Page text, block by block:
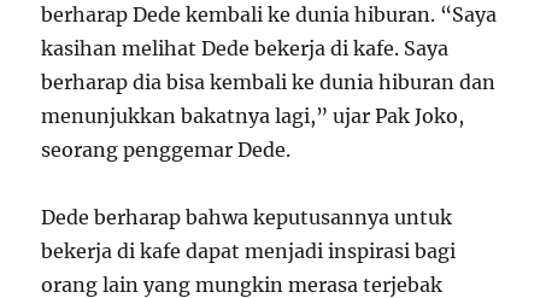
berharap Dede kembali ke dunia hiburan. “Saya
kasihan melihat Dede bekerja di kafe. Saya
berharap dia bisa kembali ke dunia hiburan dan
menunjukkan bakatnya lagi,” ujar Pak Joko,
seorang penggemar Dede.
Dede berharap bahwa keputusannya untuk
bekerja di kafe dapat menjadi inspirasi bagi
orang lain yang mungkin merasa terjebak